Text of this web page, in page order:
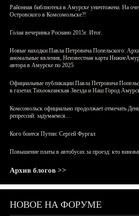
Районная библиотека в Амурске уничтожена. На
Островского в Комсомольске?!
Голая вечеринка Роснано 2015г. Итог.
Новые находки Павла Петровича Попельского:
аномальные явления, Неизвестная карта
автора в Амурске по 2025
Официальные публикации Павла Петровича
в газетах Тихоокеанская Звезда и Наш Город
Комсомольск официально продолжает отмечать
репрессий: задумаемся...
Кого боится Путин: Сергей Фургал
Повышение платы в автобусах за проезд: кто
Архив блогов >>
НОВОЕ НА ФОРУМЕ